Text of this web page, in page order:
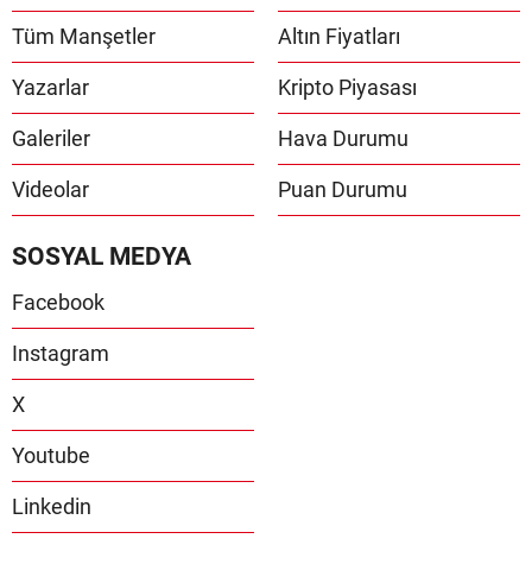
Tüm Manşetler
Yazarlar
Galeriler
Videolar
Altın Fiyatları
Kripto Piyasası
Hava Durumu
Puan Durumu
SOSYAL MEDYA
Facebook
Instagram
X
Youtube
Linkedin